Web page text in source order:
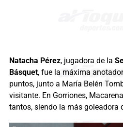
Natacha Pérez, jugadora de la
Básquet, fue la máxima
puntos, junto a María Belén
visitante. En Gorriones,
tantos, siendo la más goleadora